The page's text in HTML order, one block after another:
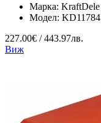
Марка: KraftDele
Модел: KD11784
227.00€ / 443.97лв.
Виж